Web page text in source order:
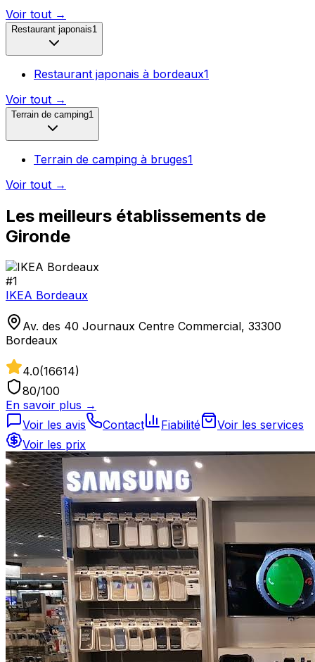
Voir tout →
Restaurant japonais1
Restaurant japonais à bordeaux1
Voir tout →
Terrain de camping1
Terrain de camping à bruges1
Voir tout →
Les meilleurs établissements de
Gironde
#1
IKEA Bordeaux
Av. des 40 Journaux Centre Commercial, 33300
Bordeaux
4.0(16614)
80/100
En savoir plus →
Voir les avis
Contact Fiabilité
Voir les services
Voir les prix